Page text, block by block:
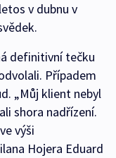
v dubnu v
definitivní tečku
Případem
„Můj klient nebyl
shora nadřízení.
výši
Hojera Eduard